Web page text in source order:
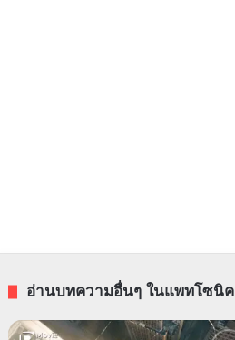
อ่านบทความอื่นๆ ในแพทโซนิค